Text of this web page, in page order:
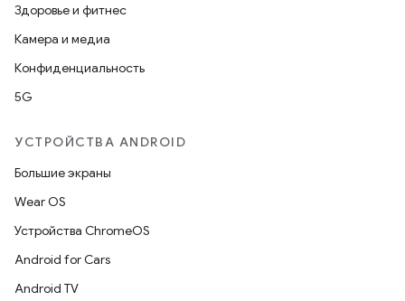
Здоровье и фитнес
Камера и медиа
Конфиденциальность
5G
УСТРОЙСТВА ANDROID
Большие экраны
Wear OS
Устройства ChromeOS
Android for Cars
Android TV